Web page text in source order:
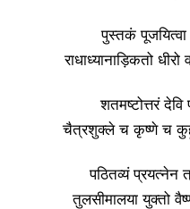
पुस्तकं पूजयित्वा
राधाध्यानाड़िकतो
शतमष्टोत्तरं
चैत्रशुक्ले च कृष्णे च
पठितव्यं प्रयत्नेन
तुलसीमालया युक्तो